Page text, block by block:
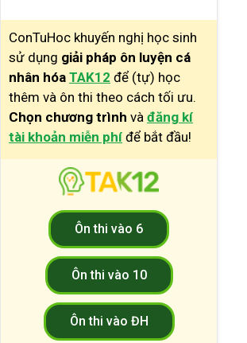
ConTuHoc khuyến nghị học sinh
sử dụng giải pháp ôn luyện cá
nhân hóa TAK12 để (tự) học
thêm và ôn thi theo cách tối ưu.
Chọn chương trình và đăng kí
tài khoản miễn phí để bắt đầu!
Ôn thi vào 6
Ôn thi vào 10
Ôn thi vào ĐH